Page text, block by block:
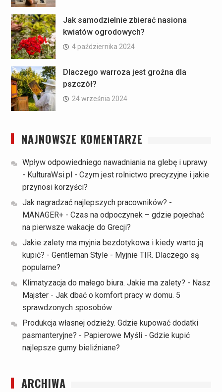
Jak samodzielnie zbierać nasiona
kwiatów ogrodowych?
4 października 2024
Dlaczego warroza jest groźna dla
pszczół?
24 września 2024
NAJNOWSZE KOMENTARZE
Wpływ odpowiedniego nawadniania na glebę i uprawy
- KulturaWsi.pl - Czym jest rolnictwo precyzyjne i jakie
przynosi korzyści?
Jak nagradzać najlepszych pracowników? -
MANAGER+- Czas na odpoczynek – gdzie pojechać
na pierwsze wakacje do Grecji?
Jakie zalety ma myjnia bezdotykowa i kiedy warto ją
kupić? - Gentleman Style - Myjnie TIR. Dlaczego są
popularne?
Klimatyzacja do małego biura. Jakie ma zalety? - Nasz
Majster- Jak dbać o komfort pracy w domu. 5
sprawdzonych sposobów
Produkcja własnej odzieży. Gdzie kupować dodatki
pasmanteryjne? - Papierowe Myśli- Gdzie kupić
najlepsze gumy bieliźniane?
ARCHIWA